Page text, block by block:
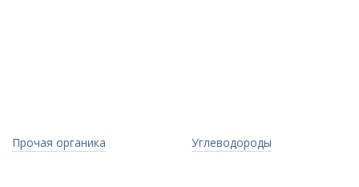
Прочая органика Углеводороды